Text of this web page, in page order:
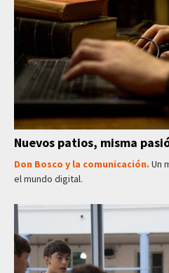
Nuevos patios, misma
Don Bosco y la comunicación. Un
el mundo digital.